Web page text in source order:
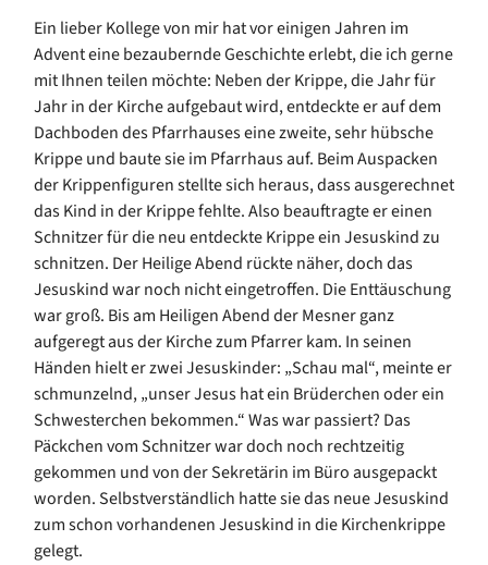
Ein lieber Kollege von mir hat vor einigen Jahren im
Advent eine bezaubernde Geschichte erlebt, die ich gerne
mitIhnenteilen möchte: Neben der Krippe, die Jahr für
Jahr in der Kirche aufgebaut wird, entdeckte er auf dem
Dachboden des Pfarrhauses eine zweite, sehr hübsche
Krippe und baute sie im Pfarrhaus auf. Beim Auspacken
der Krippenfiguren stellte sich heraus, dass ausgerechnet
das Kind in der Krippe fehlte. Also beauftragte er einen
Schnitzer für die neu entdeckte Krippe ein Jesuskind zu
schnitzen. Der Heilige Abend rückte näher, doch das
Jesuskind war noch nicht eingetroffen. Die Enttäuschung
war groß. Bis am Heiligen Abend der Mesner ganz
aufgeregtaus der Kirchezum Pfarrer kam. In seinen
Händen hielt er zwei Jesuskinder: „Schau mal“, meinte er
schmunzelnd,„unser Jesus hat ein Brüderchen oder ein
Schwesterchen bekommen.“Was war passiert? Das
Päckchen vom Schnitzer war doch noch rechtzeitig
gekommen und von der Sekretärin im Büro ausgepackt
worden. Selbstverständlich hatte sie das neue Jesuskind
zum schon vorhandenen Jesuskind in dieKirchenkrippe
gelegt.